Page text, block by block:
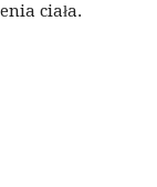
ciała.